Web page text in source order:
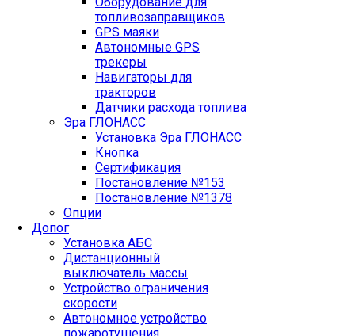
топливозаправщиков
GPS маяки
Автономные GPS
трекеры
Навигаторы для
тракторов
Датчики расхода топлива
Эра ГЛОНАСС
Установка Эра ГЛОНАСС
Кнопка
Сертификация
Постановление №153
Постановление №1378
Опции
Допог
Установка АБС
Дистанционный
выключатель массы
Устройство ограничения
скорости
Автономное устройство